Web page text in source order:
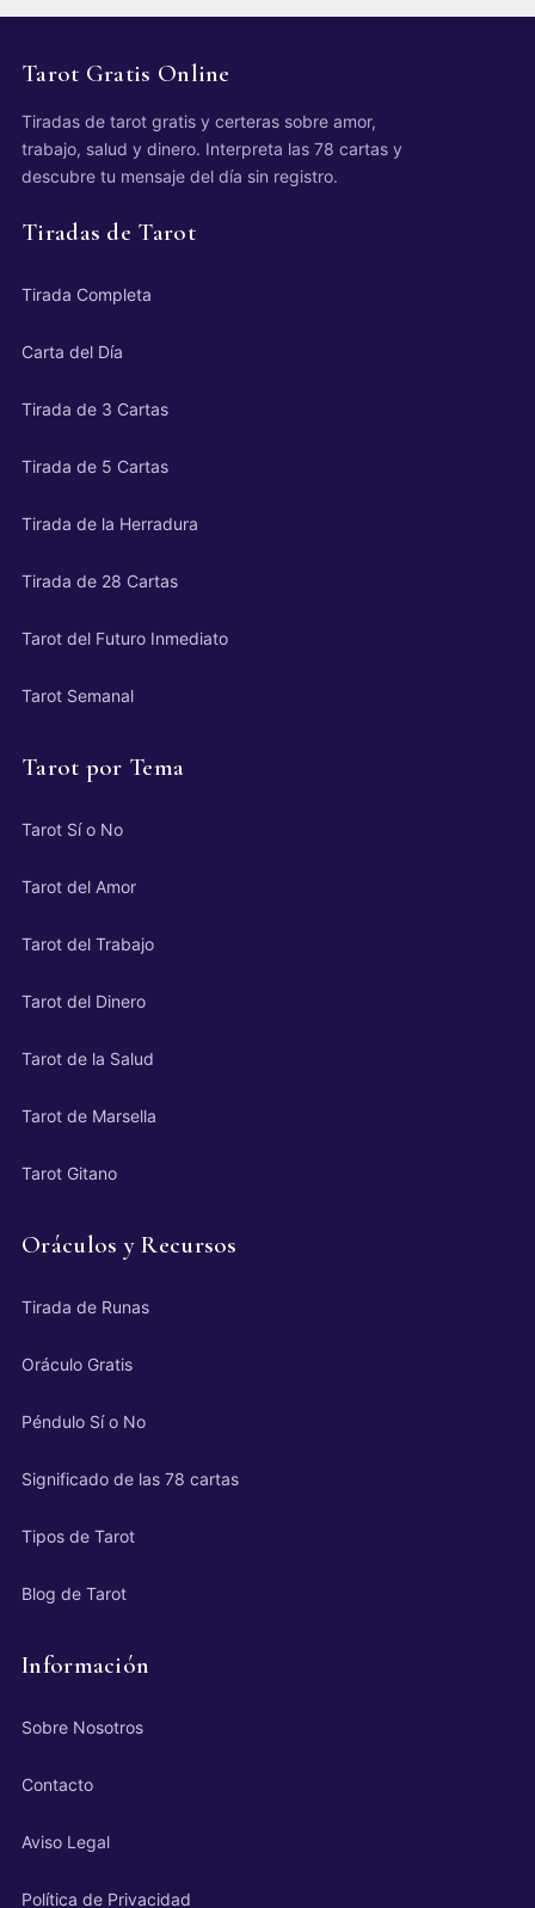
Tarot Gratis Online
Tiradas de tarot gratis y certeras sobre amor,
trabajo, salud y dinero. Interpreta las 78 cartas y
descubre tu mensaje del día sin registro.
Tiradas de Tarot
Tirada Completa
Carta del Día
Tirada de 3 Cartas
Tirada de 5 Cartas
Tirada de la Herradura
Tirada de 28 Cartas
Tarot del Futuro Inmediato
Tarot Semanal
Tarot por Tema
Tarot Sí o No
Tarot del Amor
Tarot del Trabajo
Tarot del Dinero
Tarot de la Salud
Tarot de Marsella
Tarot Gitano
Oráculos y Recursos
Tirada de Runas
Oráculo Gratis
Péndulo Sí o No
Significado de las 78 cartas
Tipos de Tarot
Blog de Tarot
Información
Sobre Nosotros
Contacto
Aviso Legal
Política de Privacidad